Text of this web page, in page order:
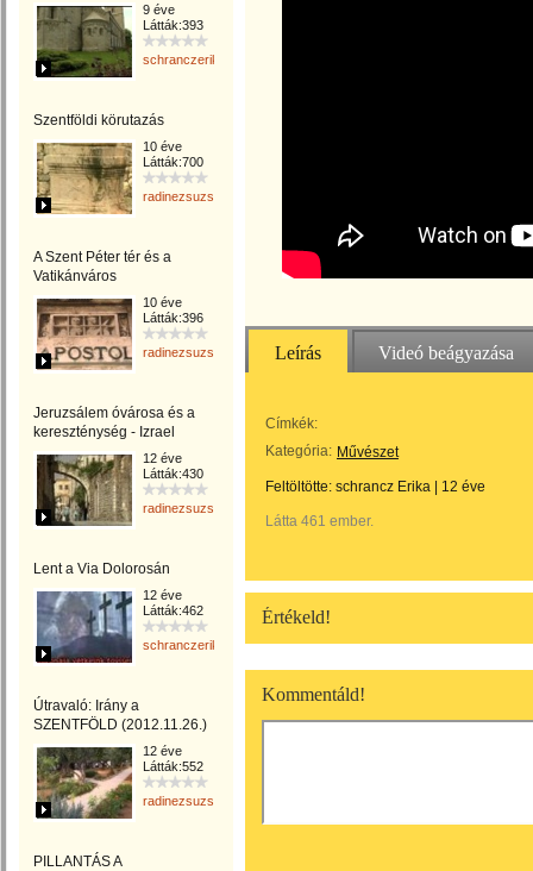
9 éve
Látták:393
schranczerika
Szentföldi körutazás
10 éve
Látták:700
radinezsuzsa
A Szent Péter tér és a
Vatikánváros
10 éve
Látták:396
radinezsuzsa
Jeruzsálem óvárosa és a
kereszténység - Izrael
12 éve
Látták:430
radinezsuzsa
Lent a Via Dolorosán
12 éve
Látták:462
schranczerika
Útravaló: Irány a
SZENTFÖLD (2012.11.26.)
12 éve
Látták:552
radinezsuzsa
PILLANTÁS A
Leírás Videó beágyazása
Címkék:
Kategória: Művészet
Feltöltötte: schrancz Erika 12 éve
Látta 461 ember.
Értékeld!
Kommentáld!